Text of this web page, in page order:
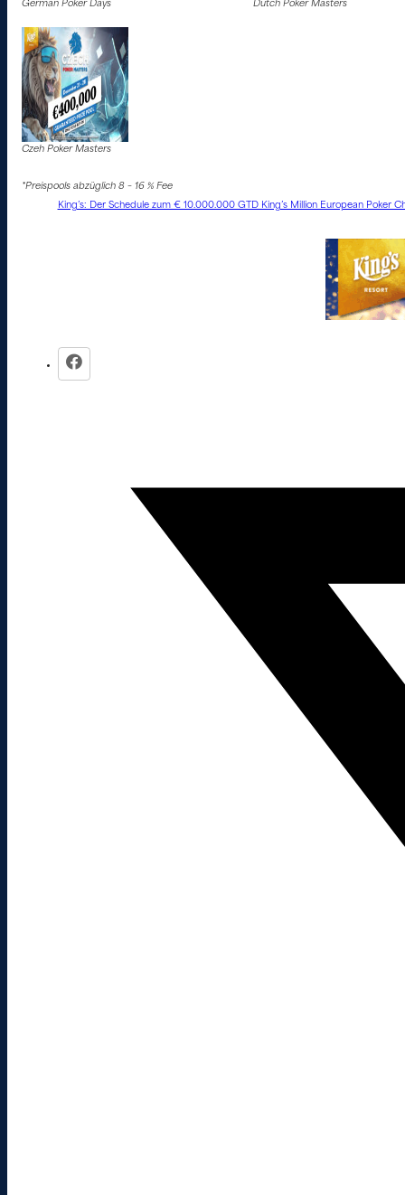
German Poker Days Dutch Poker Masters
Czeh Poker Masters
*Preispools abzüglich 8 – 16 % Fee
King’s: Der Schedule zum € 10.000.000 GTD King’s Million European Poker